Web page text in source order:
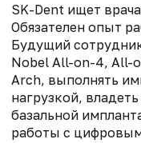
SK-Dent ищет
Обязателен опыт
Будущий
Nobel All-on-4, All-
Arch, выполнять
нагрузкой,
базальной
работы с